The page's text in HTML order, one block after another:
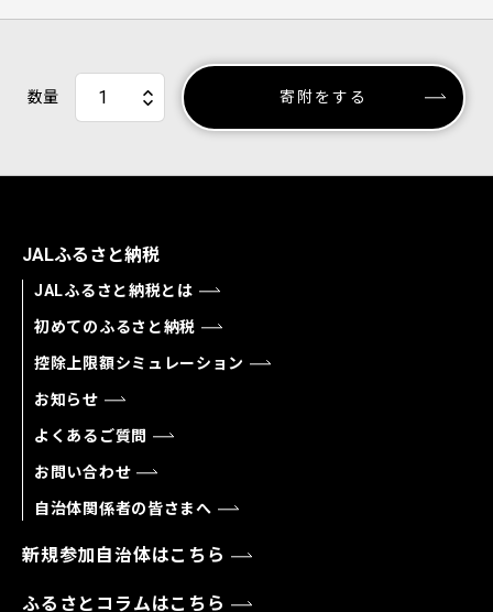
数量 寄附をする
JALふるさと納税
JALふるさと納税とは
初めてのふるさと納税
控除上限額シミュレーション
お知らせ
よくあるご質問
お問い合わせ
自治体関係者の皆さまへ
新規参加自治体はこちら
ふるさとコラムはこちら